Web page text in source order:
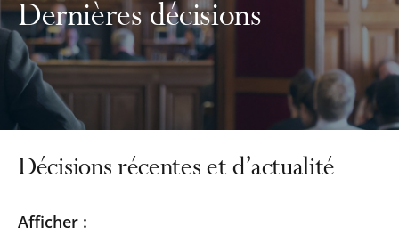
Dernières décisions
Décisions récentes et d’actualité
Passer
Passer
Afficher :